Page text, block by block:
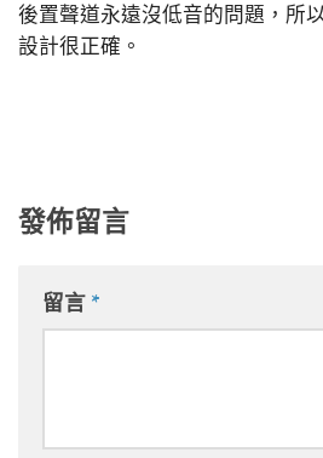
後置聲道永遠沒低音的問題，所
設計很正確。
發佈留言
留言 *